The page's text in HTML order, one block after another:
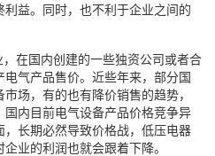
益。同时，也不利于企业之间的
国内创建的一些独资公司或者合
气产品售价。近些年来，部分国
场，有的也有降价销售的趋势，
内目前电气设备产品价格竞争异
长期必然导致价格战，低压电器
业的利润也就会跟着下降。